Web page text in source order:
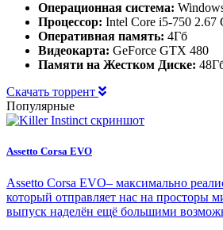
Операционная система:
Процессор: Intel Core i5-750 2.67
Оперативная память: 4Гб
Видеокарта: GeForce GTX 480
Памяти на Жестком Диске:
Скачать торрент
Популярные
Assetto Corsa EVO
Assetto Corsa EVO– максимально
который отправляет нас на просторы
выпуск наделён ещё большими